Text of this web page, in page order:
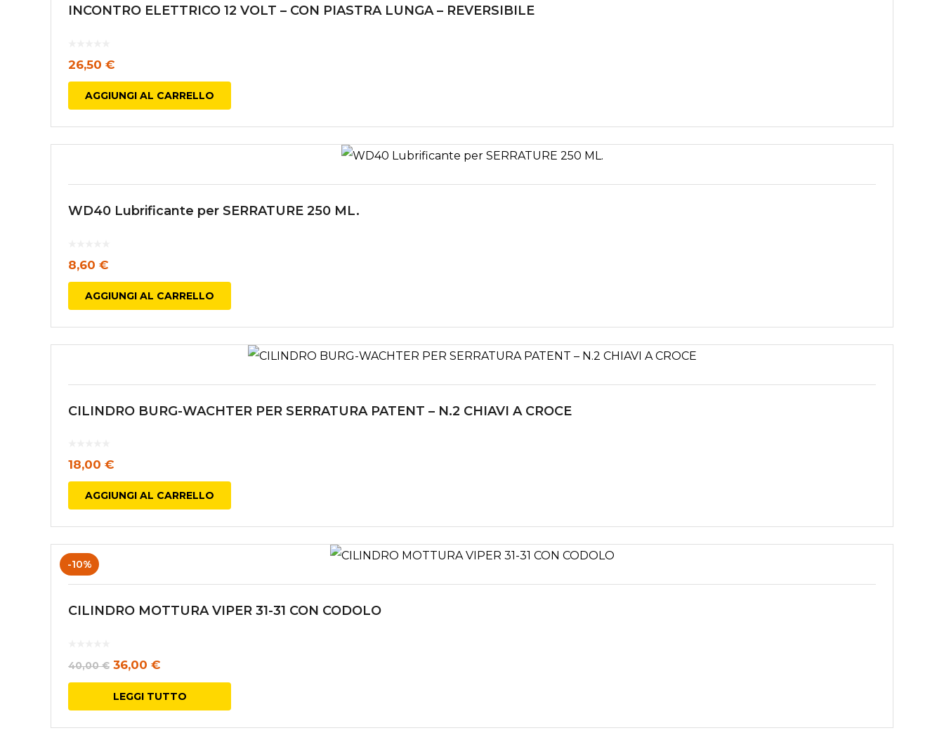
INCONTRO ELETTRICO 12 VOLT – CON PIASTRA LUNGA – REVERSIBILE
26,50 €
AGGIUNGI AL CARRELLO
WD40 Lubrificante per SERRATURE 250 ML.
8,60 €
AGGIUNGI AL CARRELLO
CILINDRO BURG-WACHTER PER SERRATURA PATENT – N.2 CHIAVI A CROCE
18,00 €
AGGIUNGI AL CARRELLO
-10%
CILINDRO MOTTURA VIPER 31-31 CON CODOLO
40,00€ Il
prezzo
originale
era:
36,00 €
prezzo
attuale
è:
LEGGI TUTTO